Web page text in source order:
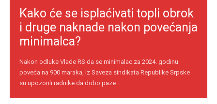
Kako će se isplaćivati topli obrok
i druge naknade nakon povećanja
minimalca?
Nakon odluke Vlade RS da se minimalac za 2024. godinu
poveća na 900 maraka, iz Saveza sindikata Republike Srpske
su upozorili radnike da dobo paze ...